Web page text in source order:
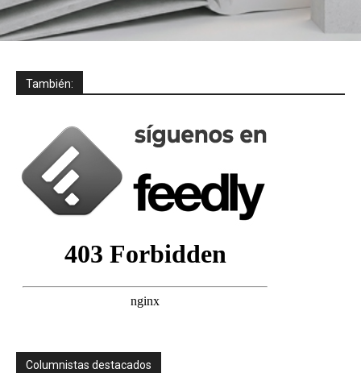
También:
Columnistas destacados